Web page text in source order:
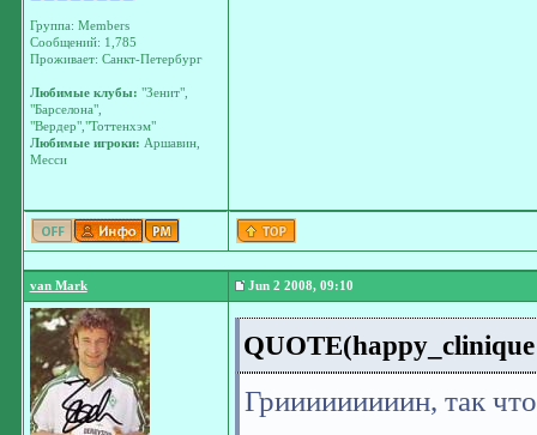
Группа: Members
Сообщений: 1,785
Проживает: Санкт-Петербург
Любимые клубы: "Зенит",
"Барселона",
"Вердер","Тоттенхэм"
Любимые игроки: Аршавин,
Месси
van Mark Jun 2 2008, 09:10
Грииииииииин, так